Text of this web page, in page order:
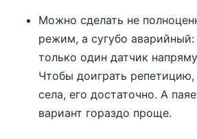
Можно сделать не
режим, а сугубо
только один датчик
Чтобы доиграть репетицию,
села, его достаточно. А
вариант гораздо проще.